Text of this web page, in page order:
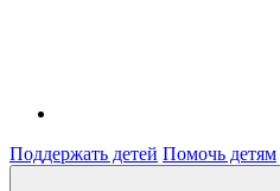
Поддержать детей Помочь детям